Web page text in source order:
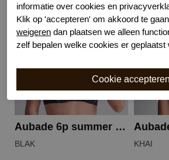
-20%
Aubade 6p summer stars bikinitop
BLAK KHAI
informatie over cookies en
Klik op 'accepteren' om akkoord te
weigeren dan plaatsen we alleen
zelf bepalen welke cookies er geplaatst